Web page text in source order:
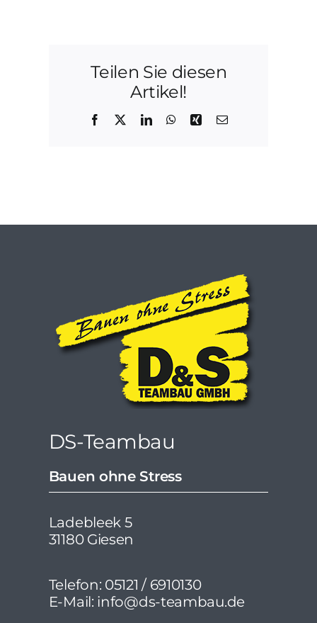
Teilen Sie diesen
Artikel!
Facebook LinkedInWhatsApp
XingE-
DS-Teambau
Bauen ohne Stress
Ladebleek 5
31180 Giesen
Telefon: 05121 / 6910130
E-Mail: info@ds-teambau.de